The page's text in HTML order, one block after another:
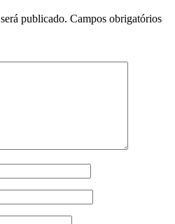
publicado. Campos obrigatórios